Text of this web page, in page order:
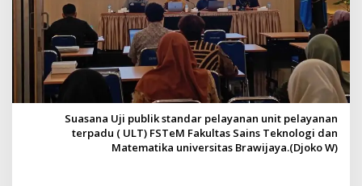
k
S
u
s
u
n
S
t
a
n
d
Suasana Uji publik standar pelayanan unit pelayanan
terpadu ( ULT) FSTeM Fakultas Sains Teknologi dan
Matematika universitas Brawijaya.(Djoko W)